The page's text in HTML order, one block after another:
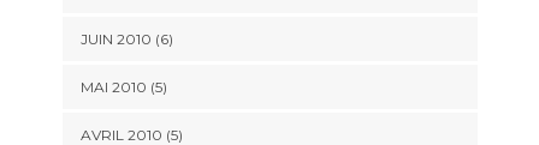
JUIN 2010 (6)
MAI 2010 (5)
AVRIL 2010 (5)